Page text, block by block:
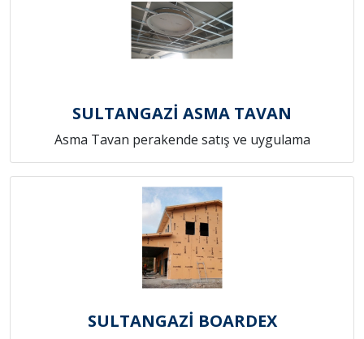
SULTANGAZİ ASMA TAVAN
Asma Tavan perakende satış ve uygulama
SULTANGAZİ BOARDEX